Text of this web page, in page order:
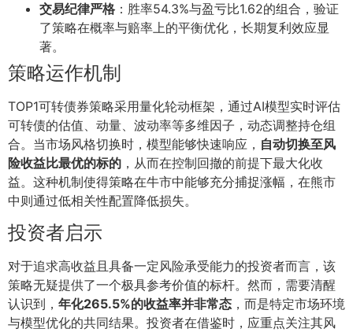
交易纪律严格 ：胜率54.3%与盈亏比1.62的组合，验证
了策略在概率与赔率上的平衡优化，长期复利效应显
著。
策略运作机制
TOP1可转债券策略采用量化轮动框架，通过AI模型实时评估
可转债的估值、动量、波动率等多维因子，动态调整持仓组
合。当市场风格切换时，模型能够快速响应， 自动切换至风
险收益比最优的标的 ，从而在控制回撤的前提下最大化收
益。这种机制使得策略在牛市中能够充分捕捉涨幅，在熊市
中则通过低相关性配置降低损失。
投资者启示
对于追求高收益且具备一定风险承受能力的投资者而言，该
策略无疑提供了一个极具参考价值的标杆。然而，需要清醒
认识到， 年化265.5%的收益率并非常态 ，而是特定市场环境
与模型优化的共同结果。投资者在借鉴时，应重点关注其风